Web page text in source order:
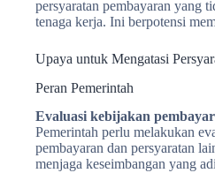
persyaratan pembayaran yang
tenaga kerja. Ini berpotensi
Upaya untuk Mengatasi
Peran Pemerintah
Evaluasi kebijakan
Pemerintah perlu melakukan
pembayaran dan persyaratan
menjaga keseimbangan yang